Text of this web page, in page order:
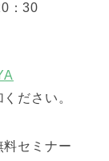
：30
ださい。
料セミナー